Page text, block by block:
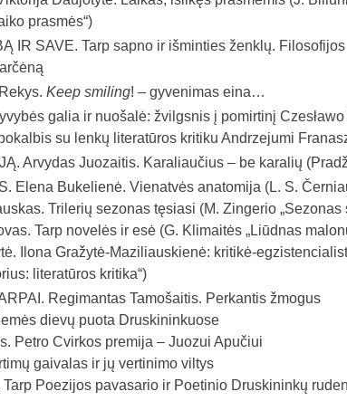
prasmės“)
IR SAVE. Tarp sapno ir išminties ženklų.
Keep smiling! – gyvenimas eina…
galia ir nuošalė: žvilgsnis į pomirtinį
su lenkų literatūros kritiku Andrzejumi
Arvydas Juozaitis. Karaliaučius – be karalių
Elena Bukelienė. Vienatvės anatomija (L. S.
Trilerių sezonas tęsiasi (M. Zingerio „Sezonas
Tarp novelės ir esė (G. Klimaitės „Liūdnas
Ilona Gražytė-Maziliauskienė: kritikė-
literatūros kritika“)
Regimantas Tamošaitis. Perkantis žmogus
dievų puota Druskininkuose
Petro Cvirkos premija – Juozui Apučiui
gaivalas ir jų vertinimo viltys
Tarp Poezijos pavasario ir Poetinio Druskininkų